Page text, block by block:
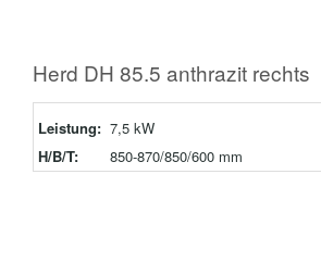
Herd DH 85.5 anthrazit rechts
Leistung: 7,5 kW
H/B/T:
850-870/850/600 mm